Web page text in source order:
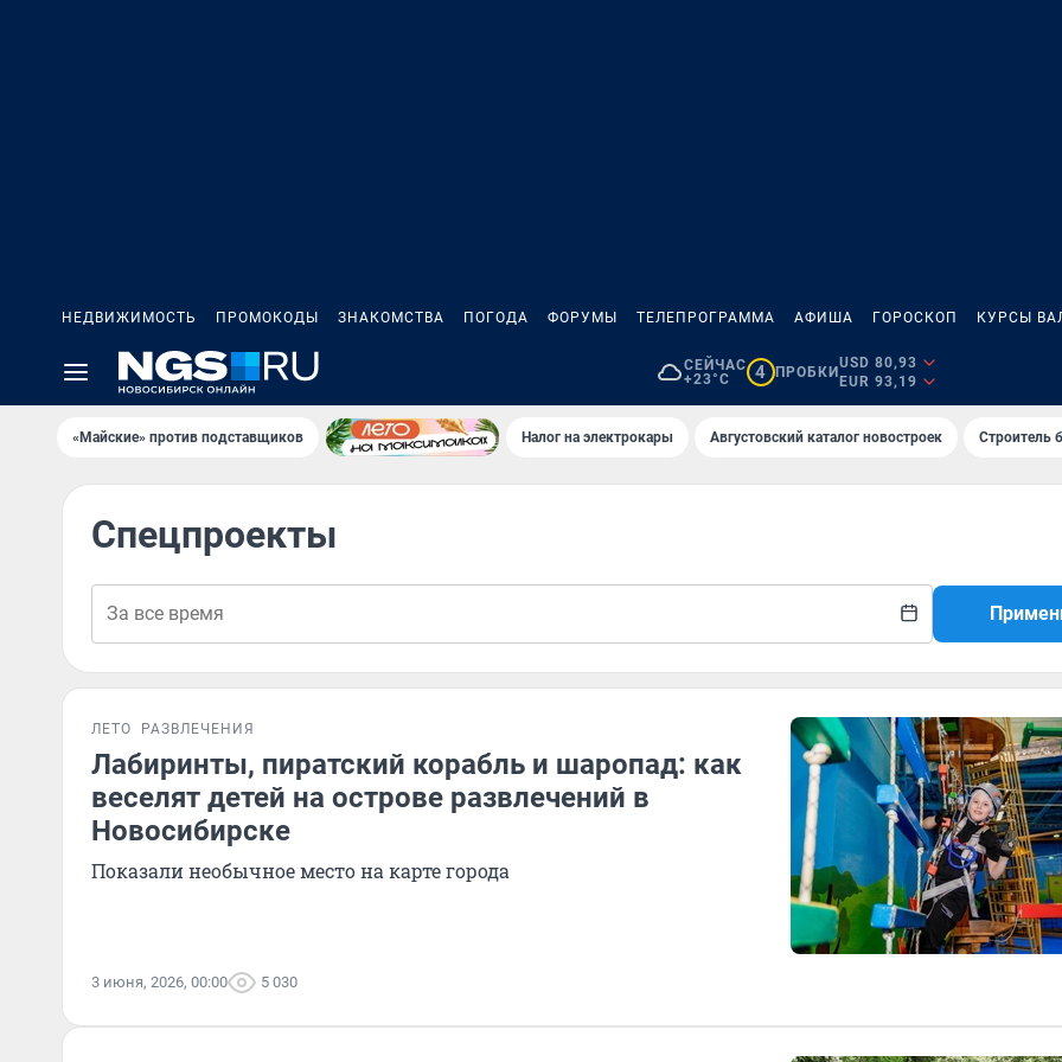
НЕДВИЖИМОСТЬ ПРОМОКОДЫ ЗНАКОМСТВА ПОГОДА ФОРУМЫ ТЕЛЕПРОГРАММА АФИША ГОРОСКОП КУРСЫ
СЕЙЧАС
+23°C
4 ПРОБКИ
USD 80,93
EUR 93,19
«Майские» против подставщиков Налог на электрокары Августовский каталог новостроек Строитель
Спецпроекты
ЛЕТО РАЗВЛЕЧЕНИЯ
Лабиринты, пиратский корабль и шаропад: как
веселят детей на острове развлечений в
Новосибирске
Показали необычное место на карте города
3 июня, 2026, 00:00 5 030